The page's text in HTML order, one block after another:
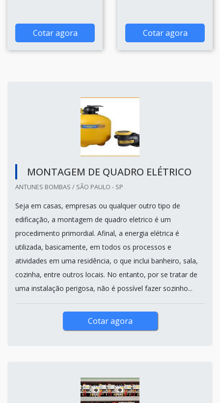
Cotar agora Cotar agora
MONTAGEM DE QUADRO ELÉTRICO
ANTUNES BOMBAS / SÃO PAULO - SP
Seja em casas, empresas ou qualquer outro tipo de
edificação, a montagem de quadro eletrico é um
procedimento primordial. Afinal, a energia elétrica é
utilizada, basicamente, em todos os processos e
atividades em uma residência, o que inclui banheiro, sala,
cozinha, entre outros locais. No entanto, por se tratar de
uma instalação perigosa, não é possível fazer sozinho...
Cotar agora